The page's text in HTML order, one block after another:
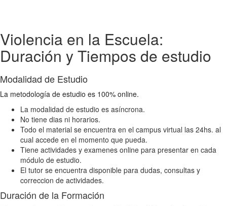
Violencia en la Escuela:
Duración y Tiempos de estudio
Modalidad de Estudio
La metodología de estudio es 100% online.
La modalidad de estudio es asíncrona.
No tiene dias ni horarios.
Todo el material se encuentra en el campus virtual las 24hs. al
cual accede en el momento que pueda.
Tiene actividades y examenes online para presentar en cada
módulo de estudio.
El tutor se encuentra disponible para dudas, consultas y
correccion de actividades.
Duración de la Formación